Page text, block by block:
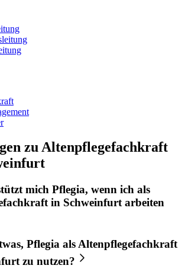
zu Altenpflegefachkraft
mich Pflegia, wenn ich als
in Schweinfurtarbeiten
Pflegia als Altenpflegefachkraft
zu nutzen?